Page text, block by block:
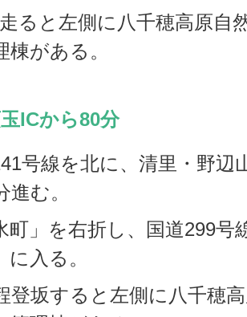
ると左側に八千穂高原自
棟がある。
ICから80分
号線を北に、清里・野辺
進む。
町」を右折し、国道299号
に入る。
登坂すると左側に八千穂